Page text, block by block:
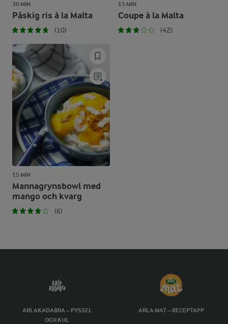
30 MIN
Påskig ris à la Malta
(10)
15 MIN
Coupe à la Malta
(42)
15 MIN
Mannagrynsbowl med
mango och kvarg
(6)
ARLAKADABRA – PYSSEL
OCH KUL
ARLA MAT – RECEPTAPP